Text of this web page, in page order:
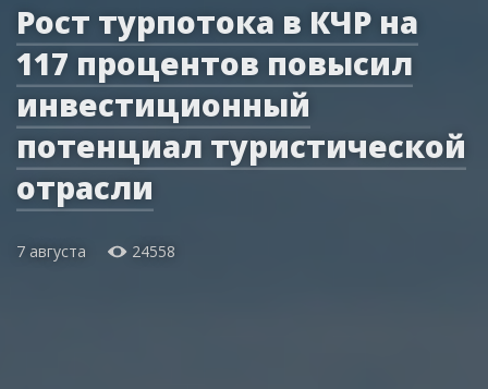
Рост турпотока в КЧР на
117 процентов повысил
инвестиционный
потенциал туристической
отрасли
7 августа 24558